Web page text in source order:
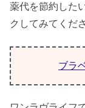
薬代を節約した
クしてみてくだ
ブラ